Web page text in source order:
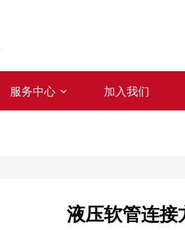
服务中心 加入我们
液压软管连